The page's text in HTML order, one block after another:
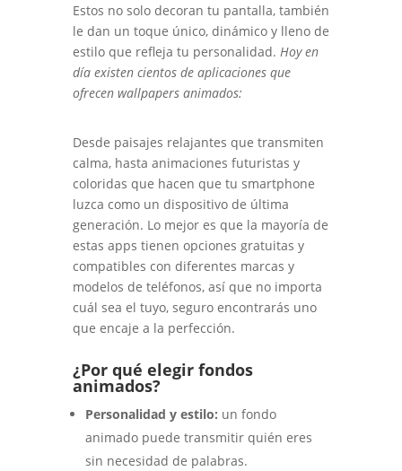
Estos no solo decoran tu pantalla, también
le dan un toque único, dinámico y lleno de
estilo que refleja tu personalidad. Hoy en
día existen cientos de aplicaciones que
ofrecen wallpapers animados:
Desde paisajes relajantes que transmiten
calma, hasta animaciones futuristas y
coloridas que hacen que tu smartphone
luzca como un dispositivo de última
generación. Lo mejor es que la mayoría de
estas apps tienen opciones gratuitas y
compatibles con diferentes marcas y
modelos de teléfonos, así que no importa
cuál sea el tuyo, seguro encontrarás uno
que encaje a la perfección.
¿Por qué elegir fondos
animados?
Personalidad y estilo: un fondo
animado puede transmitir quién eres
sin necesidad de palabras.